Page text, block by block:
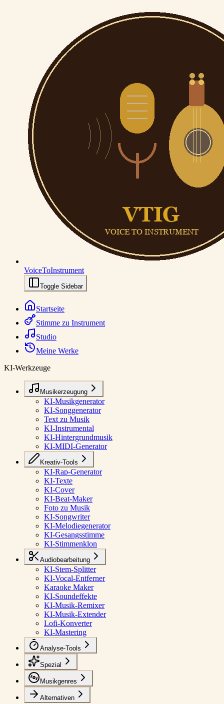
VoiceToInstrument
Toggle Sidebar
Startseite
Stimme zu Instrument
Studio
Meine Werke
KI-Werkzeuge
Musikerzeugung
KI-Musikgenerator
KI-Songgenerator
Text zu Musik
KI-Instrumental
KI-Hintergrundmusik
KI-MIDI-Generator
Kreativ-Tools
KI-Rap-Generator
KI-Texte
KI-Cover
KI-Beat-Maker
Foto zu Musik
KI-Songwriter
KI-Melodiegenerator
KI-Gesangsstimme
KI-Stimmenklon
Audiobearbeitung
KI-Stem-Splitter
KI-Vocal-Entferner
Karaoke Maker
KI-Soundeffekte
KI-Musik-Remixer
KI-Musik-Extender
Lofi-Konverter
KI-Mastering
Analyse-Tools
Spezial
Musikgenres
Alternativen